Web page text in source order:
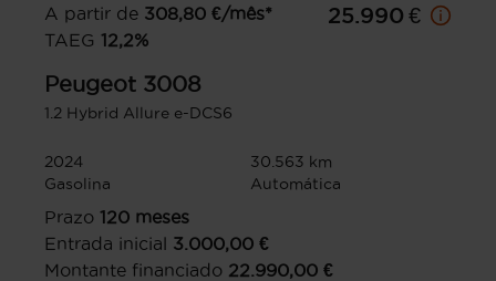
A partir de 308,80 €/mês*
TAEG 12,2%
25.990 €
Peugeot 3008
1.2 Hybrid Allure e-DCS6
2024
30.563 km
Gasolina
Automática
Prazo 120 meses
Entrada inicial 3.000,00 €
Montante financiado 22.990,00 €